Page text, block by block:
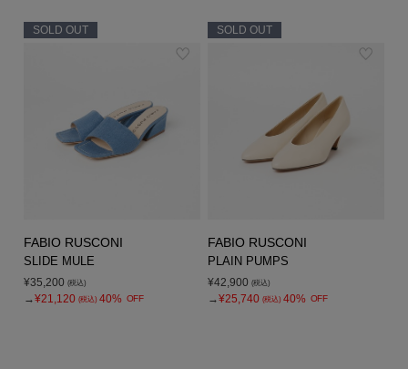
SOLD OUT
FABIO RUSCONI
SLIDE MULE
¥35,200 (税込)
→¥21,120 (税込) 40% OFF
SOLD OUT
FABIO RUSCONI
PLAIN PUMPS
¥42,900 (税込)
→¥25,740 (税込) 40% OFF